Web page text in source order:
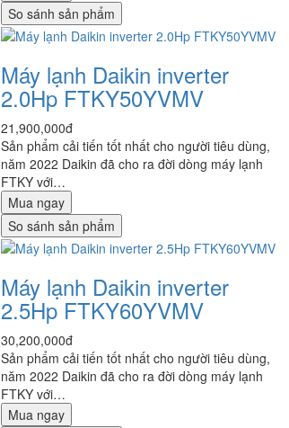
So sánh sản phẩm
Máy lạnh Daikin inverter
2.0Hp FTKY50YVMV
21,900,000đ
Sản phẩm cải tiến tốt nhất cho người tiêu dùng,
năm 2022 Daikin đã cho ra đời dòng máy lạnh
FTKY với…
Mua ngay
So sánh sản phẩm
Máy lạnh Daikin inverter
2.5Hp FTKY60YVMV
30,200,000đ
Sản phẩm cải tiến tốt nhất cho người tiêu dùng,
năm 2022 Daikin đã cho ra đời dòng máy lạnh
FTKY với…
Mua ngay